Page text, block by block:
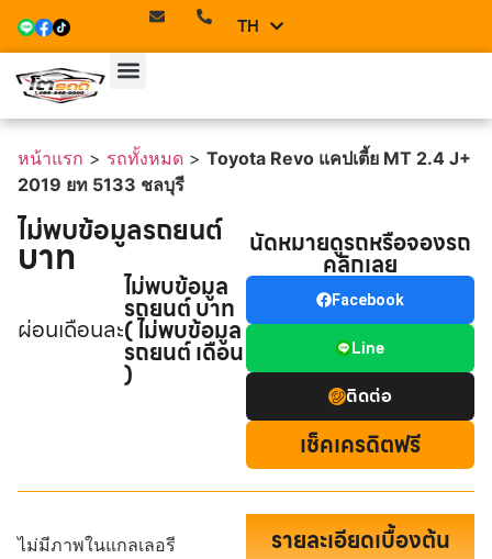
TH
EN
หน้าแรก > รถทั้งหมด > Toyota Revo แคปเตี้ย MT 2.4 J+
2019 ยท 5133 ชลบุรี
ไม่พบข้อมูลรถยนต์
บาท
ผ่อนเดือนละ
ไม่พบข้อมูล
รถยนต์ บาท
( ไม่พบข้อมูล
รถยนต์ เดือน
)
นัดหมายดูรถหรือจองรถ
คลิกเลย
Facebook
Line
ติดต่อ
เช็คเครดิตฟรี
ไม่มีภาพในแกลเลอรี รายละเอียดเบื้องต้น